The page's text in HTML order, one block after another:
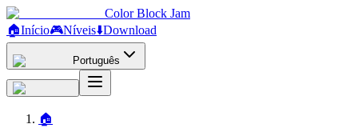
Color Block Jam
🏠Início🎮Níveis⬇️Download
Português
🏠